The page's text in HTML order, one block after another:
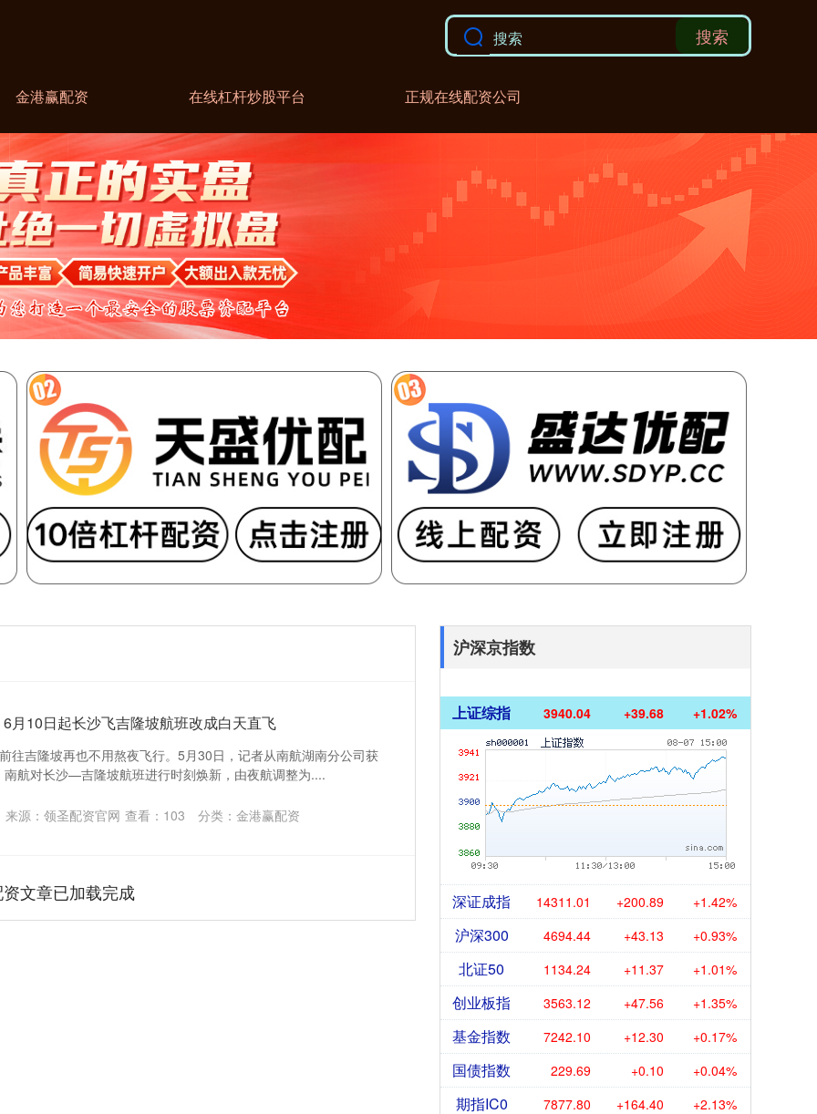
搜索
金港赢配资 在线杠杆炒股平台 正规在线配资公司
月10日起长沙飞吉隆坡航班改成白天直飞
往吉隆坡再也不用熬夜飞行。5月30日，记者从南航湖南分公司获
航对长沙—吉隆坡航班进行时刻焕新，由夜航调整为....
来源：领圣配资官网 查看： 103 分类： 金港赢配资
文章已加载完成
沪深京指数
上证综指 3940.04 +39.68 +1.02%
深证成指 14311.01 +200.89 +1.42%
沪深300 4694.44 +43.13 +0.93%
北证50 1134.24 +11.37 +1.01%
创业板指 3563.12 +47.56 +1.35%
基金指数 7242.10 +12.30 +0.17%
国债指数 229.69 +0.10 +0.04%
期指IC0 7877.80 +164.40 +2.13%